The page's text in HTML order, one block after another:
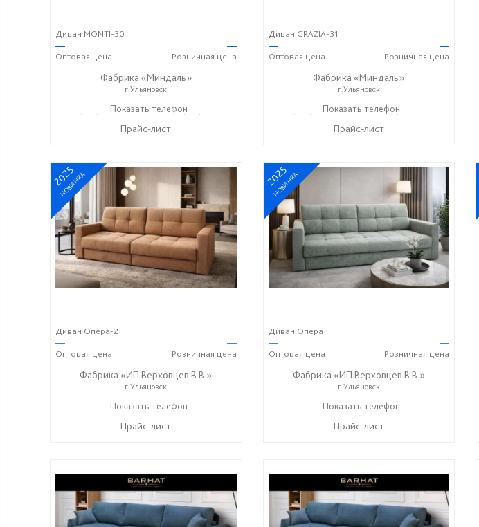
Диван MONTI-30
—
Оптовая цена
—
Розничная цена
Фабрика «Миндаль»
г.Ульяновск
+7 (927) 630-62-82 ☎+7 (917) 638-44-17
Показать телефон
Прайс-лист
Диван GRAZIA-31
—
Оптовая цена
—
Розничная цена
Фабрика «Миндаль»
г.Ульяновск
+7 (927) 630-62-82 ☎+7 (917) 638-44-17
Показать телефон
Прайс-лист
2025
НОВИНКА
Диван Опера-2
—
Оптовая цена
—
Розничная цена
Фабрика «ИП Верховцев В.В.»
г.Ульяновск
8-987-637-27-82
Показать телефон
Прайс-лист
2025
НОВИНКА
Диван Опера
—
Оптовая цена
—
Розничная цена
Фабрика «ИП Верховцев В.В.»
г.Ульяновск
8-987-637-27-82
Показать телефон
Прайс-лист